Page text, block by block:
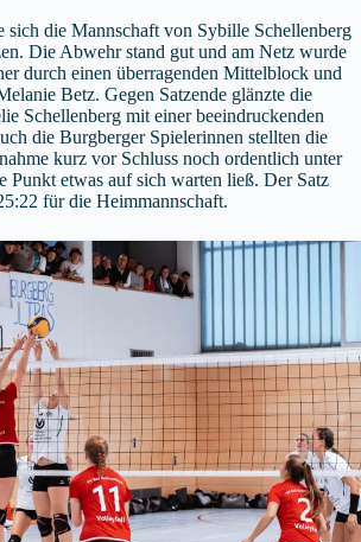
sich die Mannschaft von Sybille Schellenberg
Die Abwehr stand gut und am Netz wurde
durch einen überragenden Mittelblock und
Betz. Gegen Satzende glänzte die
Schellenberg mit einer beeindruckenden
die Burgberger Spielerinnen stellten die
kurz vor Schluss noch ordentlich unter
Punkt etwas auf sich warten ließ. Der Satz
für die Heimmannschaft.